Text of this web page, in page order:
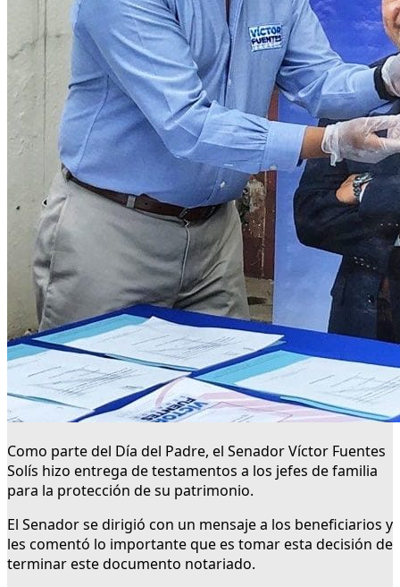
Como parte del Día del Padre, el Senador Víctor Fuentes
Solís hizo entrega de testamentos a los jefes de familia
para la protección de su patrimonio.
El Senador se dirigió con un mensaje a los beneficiarios y
les comentó lo importante que es tomar esta decisión de
terminar este documento notariado.